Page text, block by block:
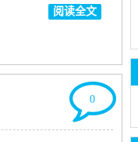
阅读全文
0